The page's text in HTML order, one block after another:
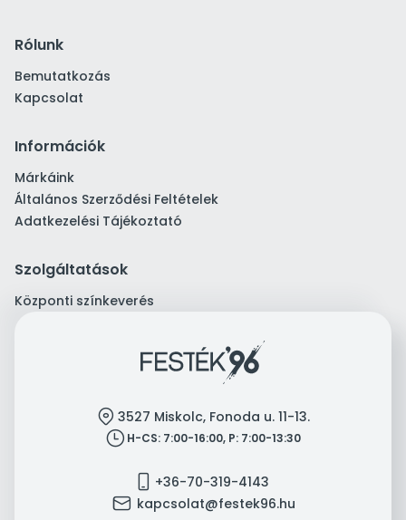
Rólunk
Bemutatkozás
Kapcsolat
Információk
Márkáink
Általános Szerződési Feltételek
Adatkezelési Tájékoztató
Szolgáltatások
Központi színkeverés
location 3527 Miskolc, Fonoda u. 11-13.
clock H-CS: 7:00-16:00, P: 7:00-13:30
mobile +36-70-319-4143
mail kapcsolat@festek96.hu